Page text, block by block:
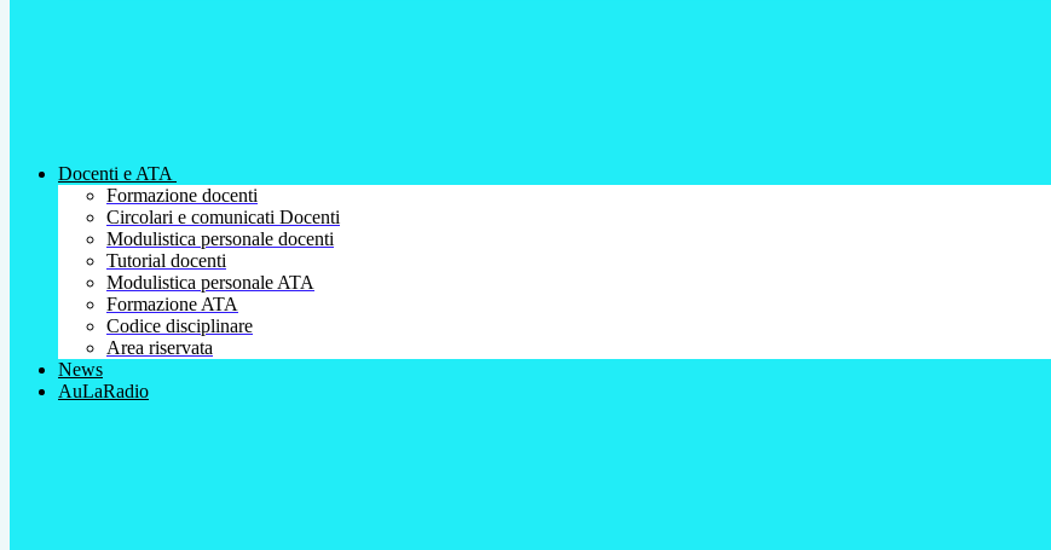
Docenti e ATA
Formazione docenti
Circolari e comunicati Docenti
Modulistica personale docenti
Tutorial docenti
Modulistica personale ATA
Formazione ATA
Codice disciplinare
Area riservata
News
AuLaRadio